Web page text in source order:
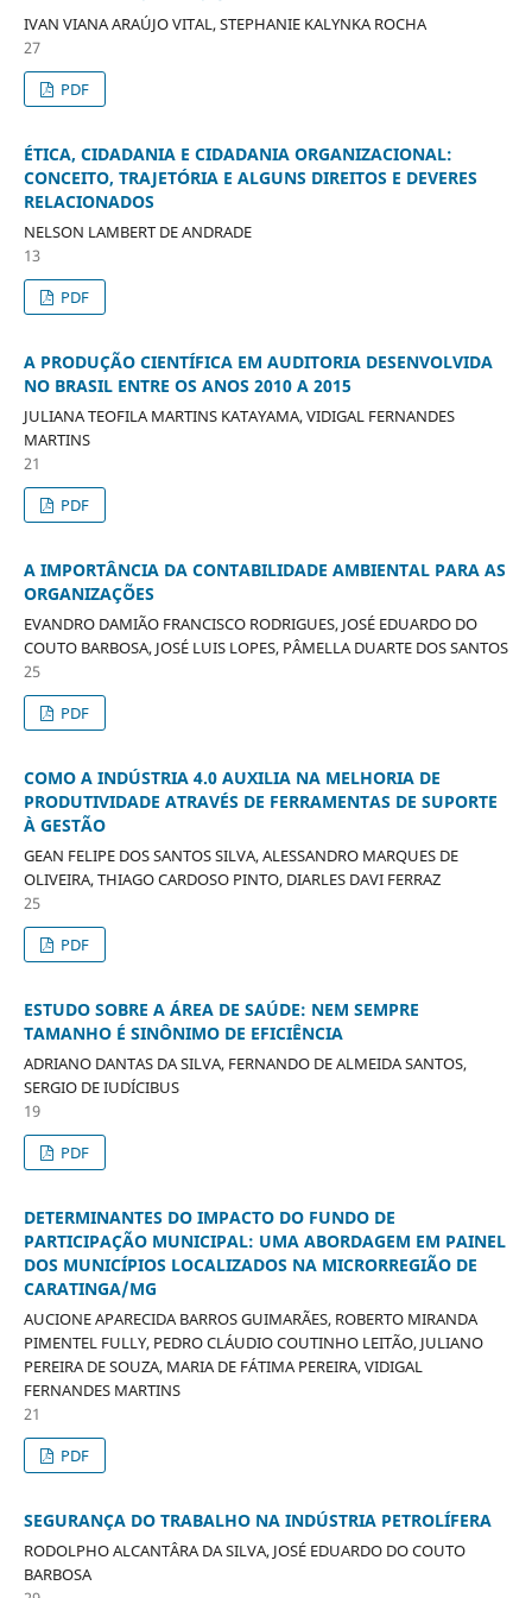
IVAN VIANA ARAÚJO VITAL, STEPHANIE KALYNKA ROCHA
27
PDF
ÉTICA, CIDADANIA E CIDADANIA ORGANIZACIONAL:
CONCEITO, TRAJETÓRIA E ALGUNS DIREITOS E DEVERES
RELACIONADOS
NELSON LAMBERT DE ANDRADE
13
PDF
A PRODUÇÃO CIENTÍFICA EM AUDITORIA DESENVOLVIDA
NO BRASIL ENTRE OS ANOS 2010 A 2015
JULIANA TEOFILA MARTINS KATAYAMA, VIDIGAL FERNANDES
MARTINS
21
PDF
A IMPORTÂNCIA DA CONTABILIDADE AMBIENTAL PARA AS
ORGANIZAÇÕES
EVANDRO DAMIÃO FRANCISCO RODRIGUES, JOSÉ EDUARDO DO
COUTO BARBOSA, JOSÉ LUIS LOPES, PÂMELLA DUARTE DOS SANTOS
25
PDF
COMO A INDÚSTRIA 4.0 AUXILIA NA MELHORIA DE
PRODUTIVIDADE ATRAVÉS DE FERRAMENTAS DE SUPORTE
À GESTÃO
GEAN FELIPE DOS SANTOS SILVA, ALESSANDRO MARQUES DE
OLIVEIRA, THIAGO CARDOSO PINTO, DIARLES DAVI FERRAZ
25
PDF
ESTUDO SOBRE A ÁREA DE SAÚDE: NEM SEMPRE
TAMANHO É SINÔNIMO DE EFICIÊNCIA
ADRIANO DANTAS DA SILVA, FERNANDO DE ALMEIDA SANTOS,
SERGIO DE IUDÍCIBUS
19
PDF
DETERMINANTES DO IMPACTO DO FUNDO DE
PARTICIPAÇÃO MUNICIPAL: UMA ABORDAGEM EM PAINEL
DOS MUNICÍPIOS LOCALIZADOS NA MICRORREGIÃO DE
CARATINGA/MG
AUCIONE APARECIDA BARROS GUIMARÃES, ROBERTO MIRANDA
PIMENTEL FULLY, PEDRO CLÁUDIO COUTINHO LEITÃO, JULIANO
PEREIRA DE SOUZA, MARIA DE FÁTIMA PEREIRA, VIDIGAL
FERNANDES MARTINS
21
PDF
SEGURANÇA DO TRABALHO NA INDÚSTRIA PETROLÍFERA
RODOLPHO ALCANTÂRA DA SILVA, JOSÉ EDUARDO DO COUTO
BARBOSA